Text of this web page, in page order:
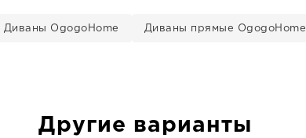
Диваны OgogoHome Диваны прямые OgogoHome
Другие варианты